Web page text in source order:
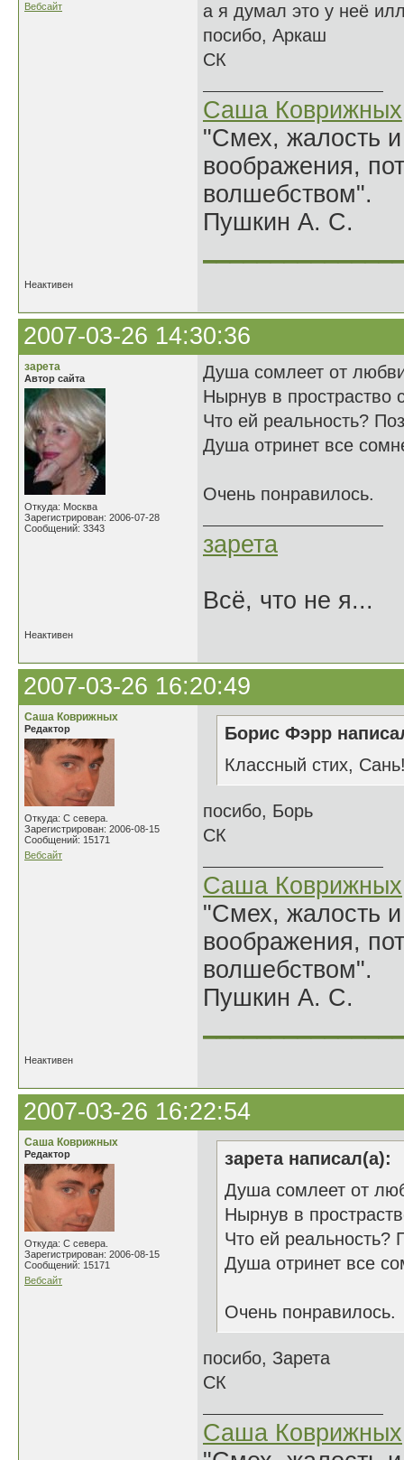
Вебсайт
а я думал это у неё
посибо, Аркаш
СК
Саша Коврижных
"Смех, жалость
воображения,
волшебством".
Пушкин А. С.
Неактивен
2007-03-26 14:30:36
зарета
Автор сайта
Откуда: Москва
Зарегистрирован: 2006-07-28
Сообщений: 3343
Душа сомлеет от
Нырнув в простраство
Что ей реальность?
Душа отринет все
Очень понравилось.
зарета
Всё, что не я...
Неактивен
2007-03-26 16:20:49
Саша Коврижных
Редактор
Откуда: С севера.
Зарегистрирован: 2006-08-15
Сообщений: 15171
Вебсайт
Борис Фэрр
Классный стих,
посибо, Борь
СК
Саша Коврижных
"Смех, жалость
воображения,
волшебством".
Пушкин А. С.
Неактивен
2007-03-26 16:22:54
Саша Коврижных
Редактор
Откуда: С севера.
Зарегистрирован: 2006-08-15
Сообщений: 15171
Вебсайт
зарета написал(а):
Душа сомлеет от
Нырнув в
Что ей реальность?
Душа отринет все
Очень понравилось.
посибо, Зарета
СК
Саша Коврижных